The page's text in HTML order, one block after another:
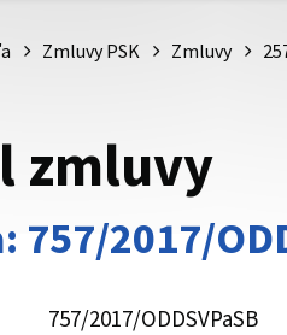
Zmluvy PSK Zmluvy
zmluvy
757/2017/
757/2017/ODDSVPaSB